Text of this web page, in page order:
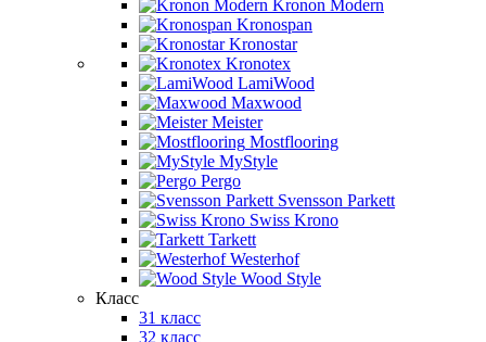
Kronon Modern
Kronospan
Kronostar
Kronotex
LamiWood
Maxwood
Meister
Mostflooring
MyStyle
Pergo
Svensson Parkett
Swiss Krono
Tarkett
Westerhof
Wood Style
Класс
31 класс
32 класс